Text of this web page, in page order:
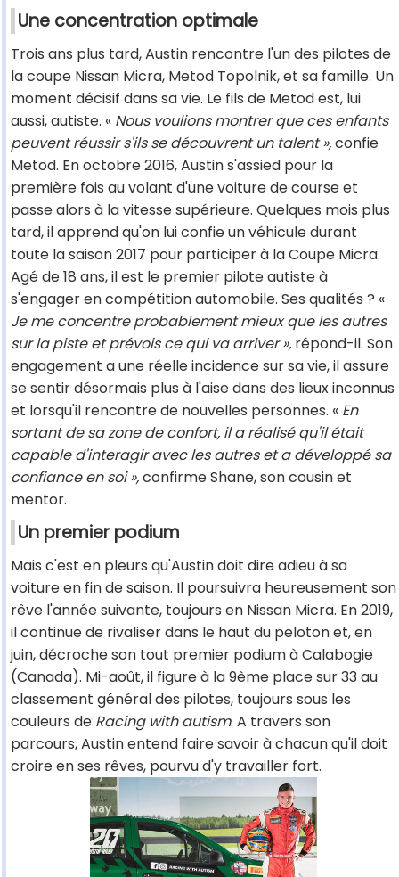
Une concentration optimale
Trois ans plus tard, Austin rencontre l'un des pilotes de
la coupe Nissan Micra, Metod Topolnik, et sa famille. Un
moment décisif dans sa vie. Le fils de Metod est, lui
aussi, autiste. « Nous voulions montrer que ces enfants
peuvent réussir s'ils se découvrent un talent »,confie
Metod. En octobre 2016, Austin s'assied pour la
première fois au volant d'une voiture de course et
passe alors à la vitesse supérieure. Quelques mois plus
tard, il apprend qu'on lui confie un véhicule durant
toute la saison 2017 pour participer à la Coupe Micra.
Agé de 18 ans, il est le premier pilote autiste à
s'engager en compétition automobile. Ses qualités ? «
Je me concentre probablement mieux que les autres
sur la piste et prévois ce qui va arriver », répond-il. Son
engagement a une réelle incidence sur sa vie, il assure
se sentir désormais plus à l'aise dans des lieux inconnus
et lorsqu'il rencontre de nouvelles personnes. « En
sortant de sa zone de confort, il a réalisé qu'il était
capable d'interagir avec les autres et a développé sa
confiance en soi »,confirme Shane, son cousin et
mentor.
Un premier podium
Mais c'est en pleurs qu'Austin doit dire adieu à sa
voiture en fin de saison. Il poursuivra heureusement son
rêve l'année suivante, toujours en Nissan Micra. En 2019,
il continue de rivaliser dans le haut du peloton et, en
juin, décroche son tout premier podium à Calabogie
(Canada). Mi-août, il figure à la 9ème place sur 33 au
classement général des pilotes, toujours sous les
couleurs de Racing with autism. A travers son
parcours, Austin entend faire savoir à chacun qu'il doit
croire en ses rêves, pourvu d'y travailler fort.